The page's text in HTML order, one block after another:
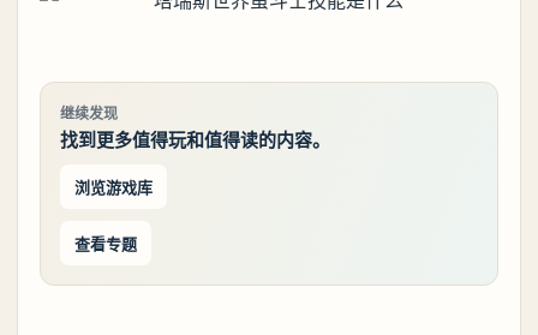
继续发现
找到更多值得玩和值得读的内容。
浏览游戏库
查看专题